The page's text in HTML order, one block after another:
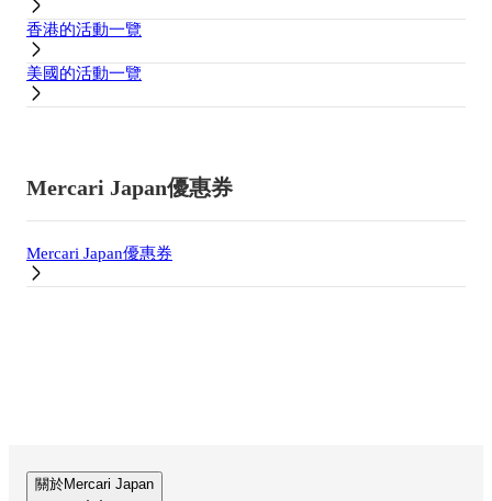
香港的活動一覽
美國的活動一覽
Mercari Japan優惠券
Mercari Japan優惠券
關於Mercari Japan